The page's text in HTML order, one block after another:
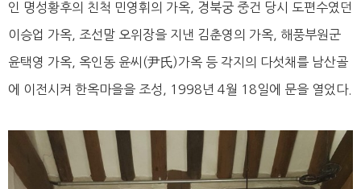
인 명성황후의 친척 민영휘의 가옥, 경북궁 중건 당시 도편수였던
이승업 가옥, 조선말 오위장을 지낸 김춘영의 가옥, 해풍부원군
윤택영 가옥, 옥인동 윤씨(尹氏)가옥 등 각지의 다섯채를 남산골
에 이전시켜 한옥마을을 조성, 1998년 4월 18일에 문을 열었다.